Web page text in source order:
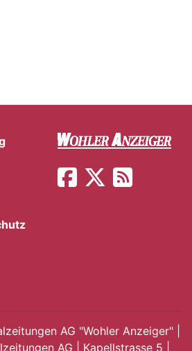
AG "Wohler Anzeiger" |
AG | Kapellstrasse 5 |